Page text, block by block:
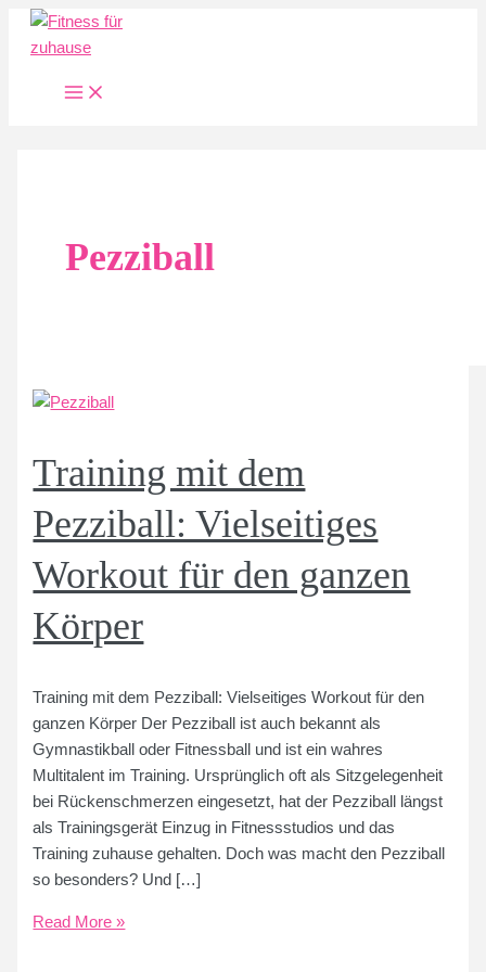
Zum
Inhalt
Main
Menu
Pezziball
Training mit dem
Pezziball: Vielseitiges
Workout für den ganzen
Körper
Training mit dem Pezziball: Vielseitiges Workout für den
ganzen Körper Der Pezziball ist auch bekannt als
Gymnastikball oder Fitnessball und ist ein wahres
Multitalent im Training. Ursprünglich oft als Sitzgelegenheit
bei Rückenschmerzen eingesetzt, hat der Pezziball längst
als Trainingsgerät Einzug in Fitnessstudios und das
Training zuhause gehalten. Doch was macht den Pezziball
so besonders? Und […]
Training
Read More »